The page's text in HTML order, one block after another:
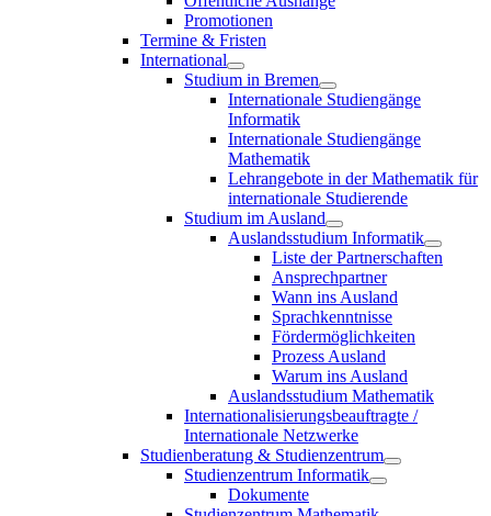
Promotionen
Termine & Fristen
International
Studium in Bremen
Internationale Studiengänge
Informatik
Internationale Studiengänge
Mathematik
Lehrangebote in der Mathematik für
internationale Studierende
Studium im Ausland
Auslandsstudium Informatik
Liste der Partnerschaften
Ansprechpartner
Wann ins Ausland
Sprachkenntnisse
Fördermöglichkeiten
Prozess Ausland
Warum ins Ausland
Auslandsstudium Mathematik
Internationalisierungsbeauftragte /
Internationale Netzwerke
Studienberatung & Studienzentrum
Studienzentrum Informatik
Dokumente